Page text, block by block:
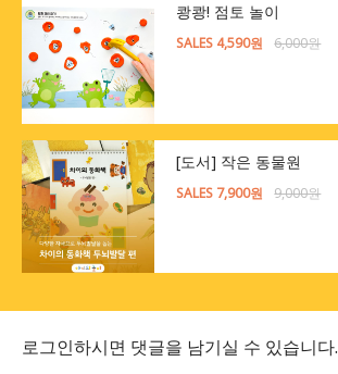
쾅쾅! 점토 놀이
SALES 4,590원 6,000원
[도서] 작은 동물원
SALES 7,900원 9,000원
로그인하시면 댓글을 남기실 수 있습니다.